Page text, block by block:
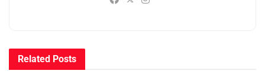
Related Posts